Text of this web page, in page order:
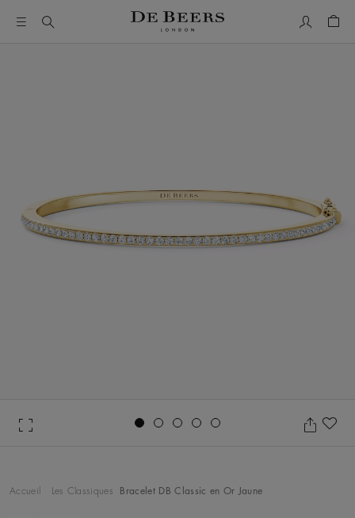
Accueil Les Classiques Bracelet DB Classic en Or Jaune